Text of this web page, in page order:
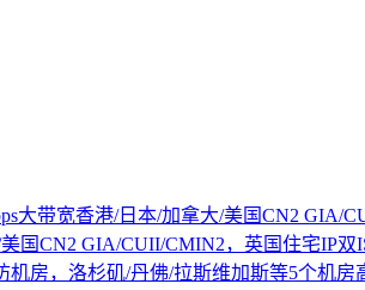
大带宽香港/日本/加拿大/美国CN2 GIA/
国CN2 GIA/CUII/CMIN2，英国住宅IP双
机房，洛杉矶/丹佛/拉斯维加斯等5个机房